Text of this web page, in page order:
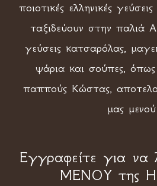
ποιοτικές ελληνικές
ταξιδεύουν στην παλιά
γεύσεις κατσαρόλας,
ψάρια και σούπες, όπως
παππούς Κώστας,
μας μενού.
Εγγραφείτε για να
ΜΕΝΟΥ της